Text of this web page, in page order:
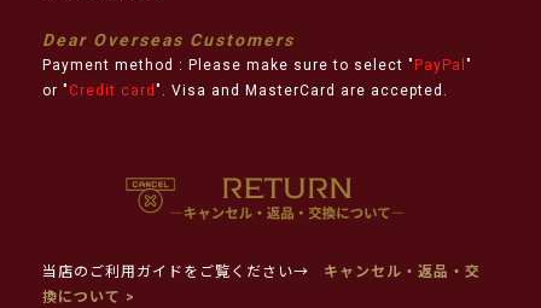
Dear Overseas Customers
Payment method : Please make sure to select " PayPal "
or " Credit card ". Visa and MasterCard are accepted.
当店のご利用ガイドをご覧ください→
キャンセル・返品・交
換について >